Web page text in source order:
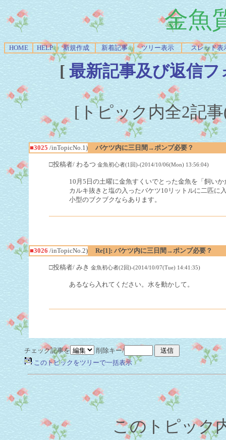
金魚
HOME HELP 新規作成 新着記事 ツリー表示 スレッド表
[ 最新記事及び返信
[トピック内全2記
■3025 /inTopicNo.1) バケツ内に三日間→ポンプ必要？
□投稿者/ わるつ 金魚初心者(1回)-(2014/10/06(Mon) 13:56:04)
10月5日の土曜に金魚すくいでとった金魚を「飼い
カルキ抜きと塩の入ったバケツ10リットルに二匹に
小型のブクブクならあります。
■3026 /inTopicNo.2) Re[1]: バケツ内に三日間→ポンプ必要？
□投稿者/ みき 金魚初心者(2回)-(2014/10/07(Tue) 14:41:35)
あるなら入れてください。水を動かして。
チェック記事を
削除キー/
このトピックをツリーで一括表示
このトピック